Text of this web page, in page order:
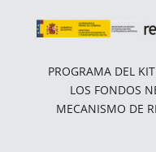
PROGRAMA DEL
LOS FONDOS
MECANISMO DE